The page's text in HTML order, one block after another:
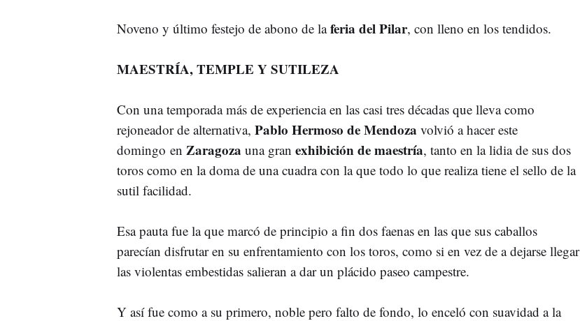
Noveno y último festejo de abono de laferia del Pilar, con lleno en los tendidos.
MAESTRÍA, TEMPLE Y SUTILEZA
Con una temporada más de experiencia en las casi tres décadas que lleva como
rejoneador de alternativa, Pablo Hermoso de Mendoza volvió a hacer este
domingo en Zaragoza una gran exhibición de maestría, tanto en la lidia de sus dos
toros como en la doma de una cuadra con la que todo lo que realiza tiene el sello de la
sutil facilidad.
Esa pauta fue la que marcó de principio a fin dos faenas en las que sus caballos
parecían disfrutar en su enfrentamiento con los toros, como si en vez de a dejarse llegar
las violentas embestidas salieran a dar un plácido paseo campestre.
Y así fue como a su primero, noble pero falto de fondo, lo enceló con suavidad a la